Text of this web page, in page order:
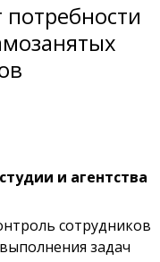
потребности
и агентства
сотрудников
задач